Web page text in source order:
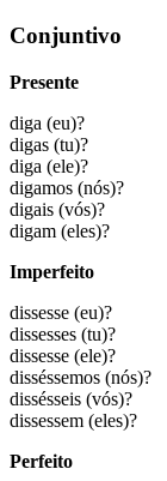
Conjuntivo
Presente
diga (eu)?
digas (tu)?
diga (ele)?
digamos (nós)?
digais (vós)?
digam (eles)?
Imperfeito
dissesse (eu)?
dissesses (tu)?
dissesse (ele)?
disséssemos (nós)?
dissésseis (vós)?
dissessem (eles)?
Perfeito